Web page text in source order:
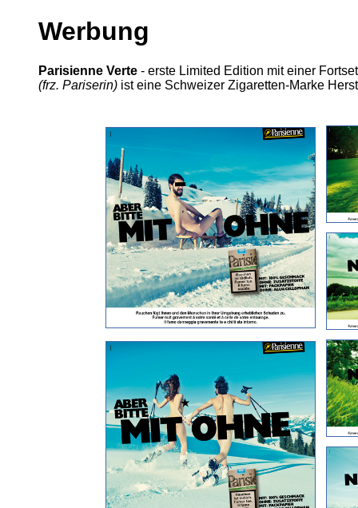
Werbung
Parisienne Verte - erste Limited Edition mit einer
(frz. Pariserin) ist eine Schweizer Zigaretten-Marke